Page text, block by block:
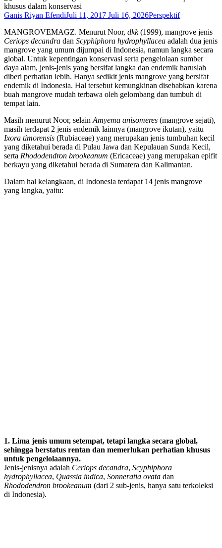
Ganis Riyan EfendiJuli 11, 2017 Juli 16, 2026Perspektif
MANGROVEMAGZ. Menurut Noor, dkk(1999), mangrove jenis
Ceriops decandra dan Scyphiphora hydrophyllacea adalah dua jenis
mangrove yang umum dijumpai di Indonesia, namun langka secara
global. Untuk kepentingan konservasi serta pengelolaan sumber
daya alam, jenis-jenis yang bersifat langka dan endemik haruslah
diberi perhatian lebih. Hanya sedikit jenis mangrove yang bersifat
endemik di Indonesia. Hal tersebut kemungkinan disebabkan karena
buah mangrove mudah terbawa oleh gelombang dan tumbuh di
tempat lain.
Masih menurut Noor, selain Amyema anisomeres (mangrove sejati),
masih terdapat 2 jenis endemik lainnya (mangrove ikutan), yaitu
Ixora timorensis (Rubiaceae) yang merupakan jenis tumbuhan kecil
yang diketahui berada di Pulau Jawa dan Kepulauan Sunda Kecil,
serta Rhododendron brookeanum (Ericaceae) yang merupakan epifit
berkayu yang diketahui berada di Sumatera dan Kalimantan.
Dalam hal kelangkaan, di Indonesia terdapat 14 jenis mangrove
yang langka, yaitu:
1. Lima jenis umum setempat, tetapi langka secara global,
sehingga berstatus rentan dan memerlukan perhatian khusus
untuk pengelolaannya.
Jenis-jenisnya adalah Ceriops decandra, Scyphiphora
hydrophyllacea, Quassia indica, Sonneratia ovata dan
Rhododendron brookeanum (dari 2 sub-jenis, hanya satu terkoleksi
di Indonesia).